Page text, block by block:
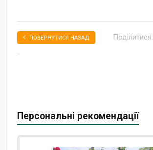
ПОВЕРНУТИСЯ НАЗАД Поділитися:
Персональні рекомендації